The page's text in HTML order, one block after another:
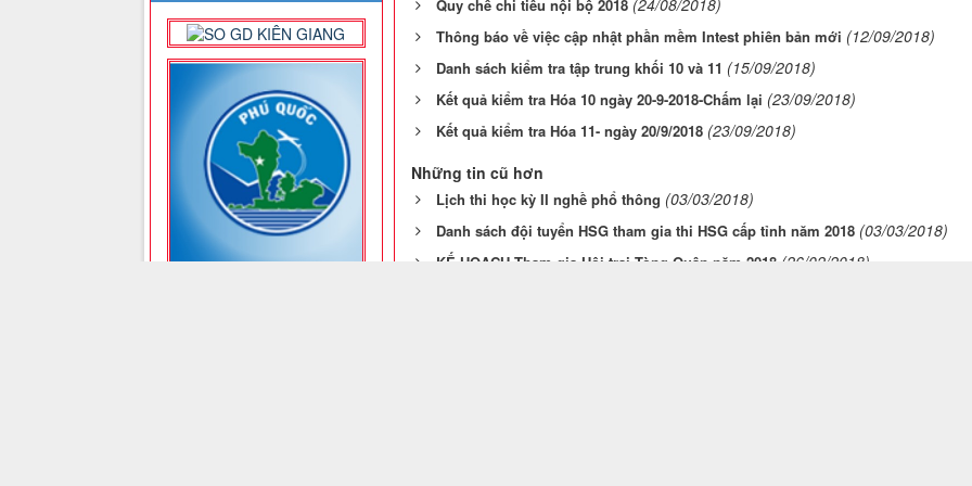
Quy chế chi tiêu nội bộ 2018 (24/08/2018)
Thông báo về việc cập nhật phần mềm Intest phiên bản mới (12/09/2018)
Danh sách kiểm tra tập trung khối 10 và 11 (15/09/2018)
Kết quả kiểm tra Hóa 10 ngày 20-9-2018-Chấm lại (23/09/2018)
Kết quả kiểm tra Hóa 11- ngày 20/9/2018 (23/09/2018)
Những tin cũ hơn
Lịch thi học kỳ II nghề phổ thông (03/03/2018)
Danh sách đội tuyển HSG tham gia thi HSG cấp tỉnh năm 2018 (03/03/2018)
KẾ HOẠCH Tham gia Hội trại Tòng Quân năm 2018 (26/02/2018)